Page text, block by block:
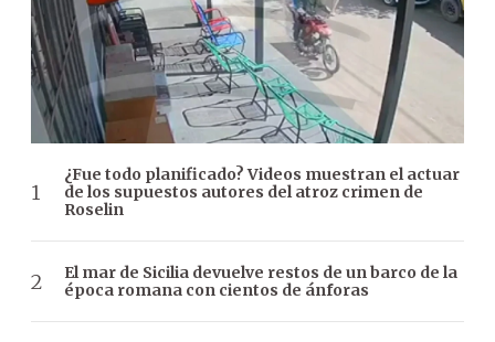
¿Fue todo planificado? Videos muestran el actuar
de los supuestos autores del atroz crimen de
Roselin
El mar de Sicilia devuelve restos de un barco de la
época romana con cientos de ánforas